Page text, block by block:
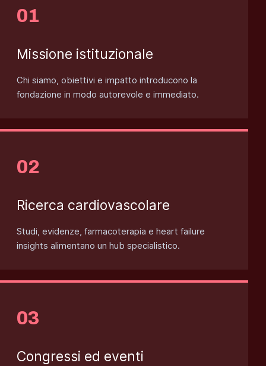
Missione istituzionale
Chi siamo, obiettivi e impatto introducono la
fondazione in modo autorevole e immediato.
Ricerca cardiovascolare
Studi, evidenze, farmacoterapia e heart failure
insights alimentano un hub specialistico.
Congressi ed eventi